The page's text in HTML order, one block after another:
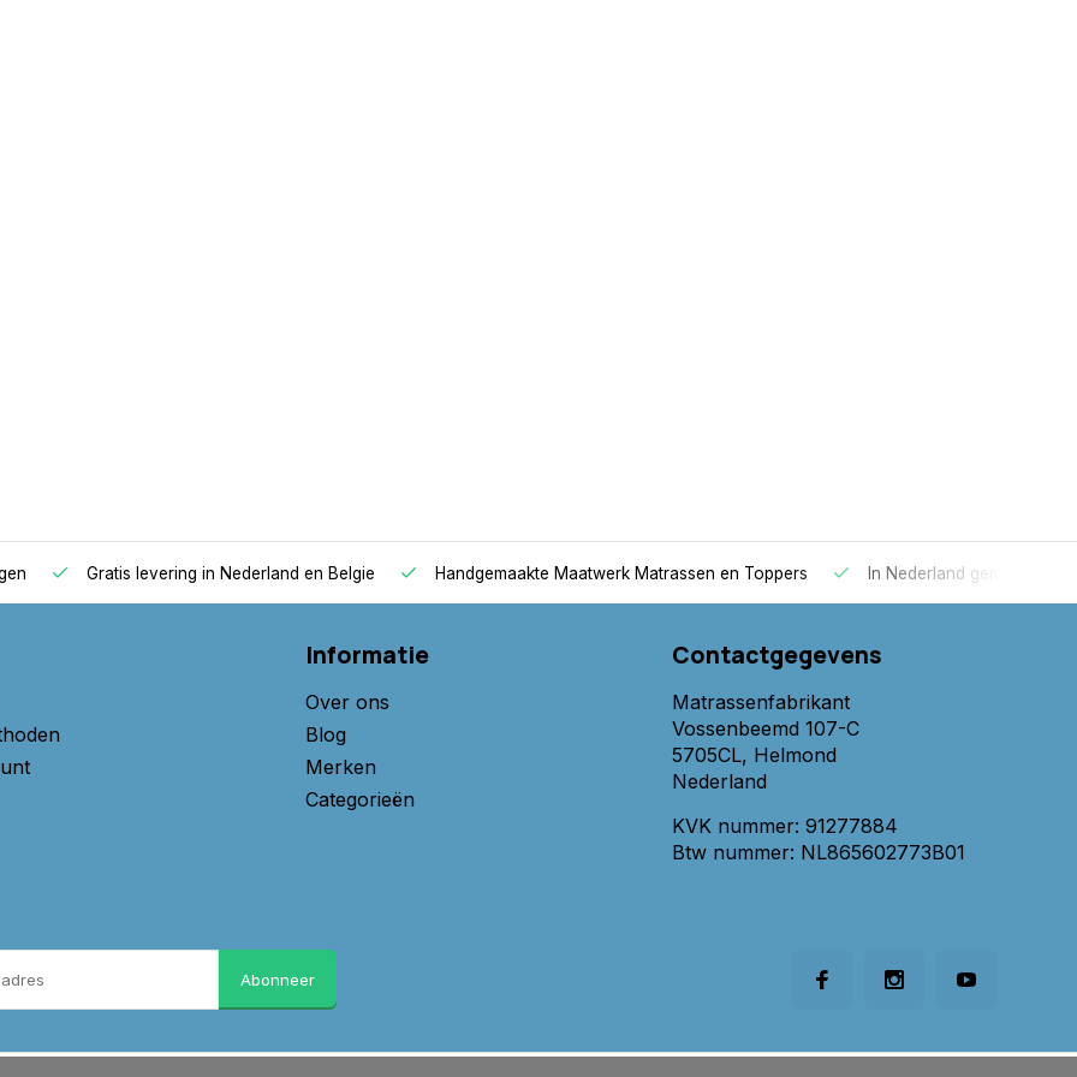
worden voor u op maat
plezier voor het
zoals Ökotex,
topper kiezen. Tegen een
- Ecoshield,
Gratis levering in Nederland en Belgie Handgemaakte Maatwerk Matrassen en Toppers In Nederland gemaakt
Informatie
Over ons
Blog
Merken
Categorieën
Contactgegevens
Matrassenfabrikant
Vossenbeemd 107-C
5705CL, Helmond
Nederland
KVK nummer: 91277884
Btw nummer: NL865602773B01
Abonneer